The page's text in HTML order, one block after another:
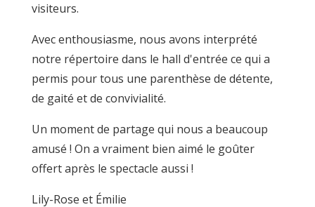
visiteurs.
Avec enthousiasme, nous avons interprété
notre répertoire dans le hall d'entrée ce qui a
permis pour tous une parenthèse de détente,
de gaité et de convivialité.
Un moment de partage qui nous a beaucoup
amusé ! On a vraiment bien aimé le goûter
offert après le spectacle aussi !
Lily-Rose et Émilie